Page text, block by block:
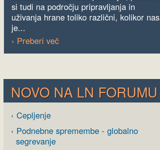
si tudi na področju pripravljanja in
uživanja hrane toliko različni, kolikor nas
je...
› Preberi več
NOVO NA LN FORUMU
› Cepljenje
› Podnebne spremembe - globalno
segrevanje